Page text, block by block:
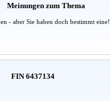
Meinungen zum Thema
- aber Sie haben doch bestimmt eine!
FIN 6437134